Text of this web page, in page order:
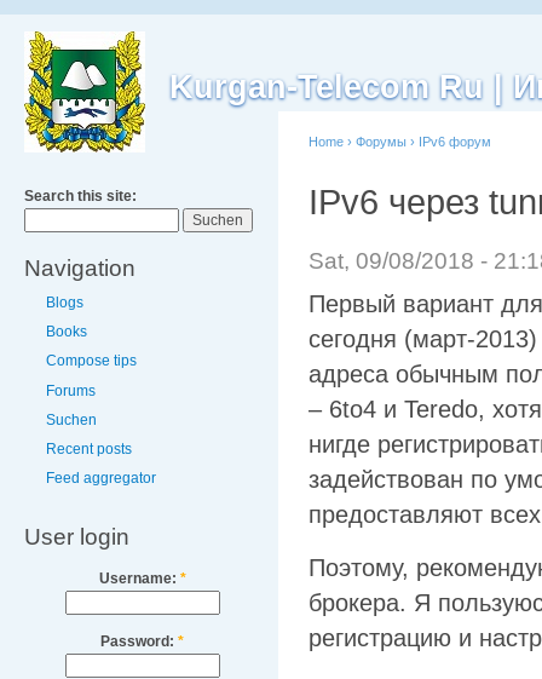
Kurgan-Telecom Ru |
Search this site:
Navigation
Blogs
Books
Compose tips
Forums
Suchen
Recent posts
Feed aggregator
User login
Username: *
Password: *
Home › Форумы › IPv6 форум
IPv6 через
Sat, 09/08/2018 -
Первый вариант
сегодня (март-
адреса обычным
– 6to4 и Teredo,
нигде
задействован по
предоставляют
Поэтому,
брокера. Я
регистрацию и